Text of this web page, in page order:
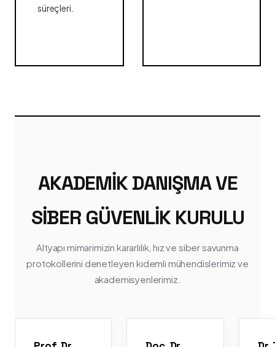
süreçleri.
AKADEMIK DANIŞMA VE
SIBER GÜVENLIK KURULU
Altyapı mimarimizin kararlılık, hız ve siber savunma
protokollerini denetleyen kıdemli mühendislerimiz ve
akademisyenlerimiz.